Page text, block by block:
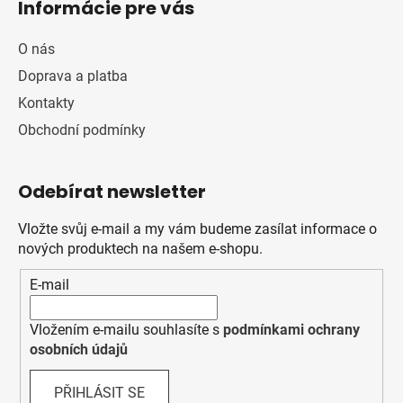
Informácie pre vás
O nás
Doprava a platba
Kontakty
Obchodní podmínky
Odebírat newsletter
Vložte svůj e-mail a my vám budeme zasílat informace o
nových produktech na našem e-shopu.
E-mail
Vložením e-mailu souhlasíte s podmínkami ochrany
osobních údajů
PŘIHLÁSIT SE